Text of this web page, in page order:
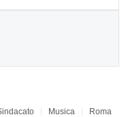
Musica Roma